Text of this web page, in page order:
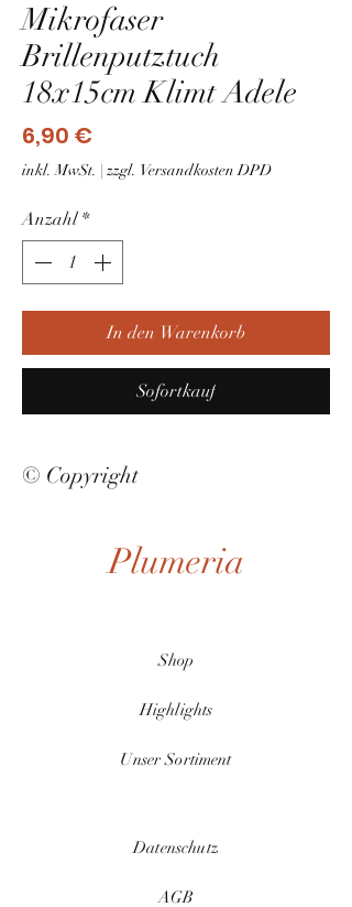
Mikrofaser
Brillenputztuch
18x15cm Klimt Adele
6,90 €
inkl. MwSt. | zzgl. Versandkosten DPD
Anzahl *
In den Warenkorb
Sofortkauf
© Copyright
Plumeria
Shop
Highlights
Unser Sortiment
Datenschutz
AGB